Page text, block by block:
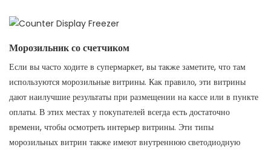
Морозильник со счетчиком
Если вы часто ходите в супермаркет, вы также заметите, что там
используются морозильные витрины. Как правило, эти витрины
дают наилучшие результаты при размещении на кассе или в пункте
оплаты. В этих местах у покупателей всегда есть достаточно
времени, чтобы осмотреть интерьер витрины. Эти типы
морозильных витрин также имеют внутреннюю светодиодную